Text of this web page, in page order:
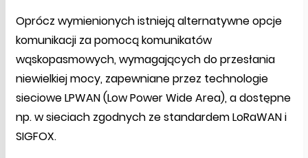
Oprócz wymienionych istnieją alternatywne opcje
komunikacji za pomocą komunikatów
wąskopasmowych, wymagających do przesłania
niewielkiej mocy, zapewniane przez technologie
sieciowe LPWAN (Low Power Wide Area), a dostępne
np. w sieciach zgodnych ze standardem LoRaWAN i
SIGFOX.